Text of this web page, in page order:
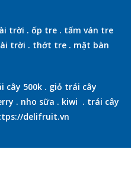
trời . ốp tre . tấm ván tre
trời . thớt tre . mặt bàn
cây 500k . giỏ trái cây
. nho sữa . kiwi . trái cây
delifruit.vn